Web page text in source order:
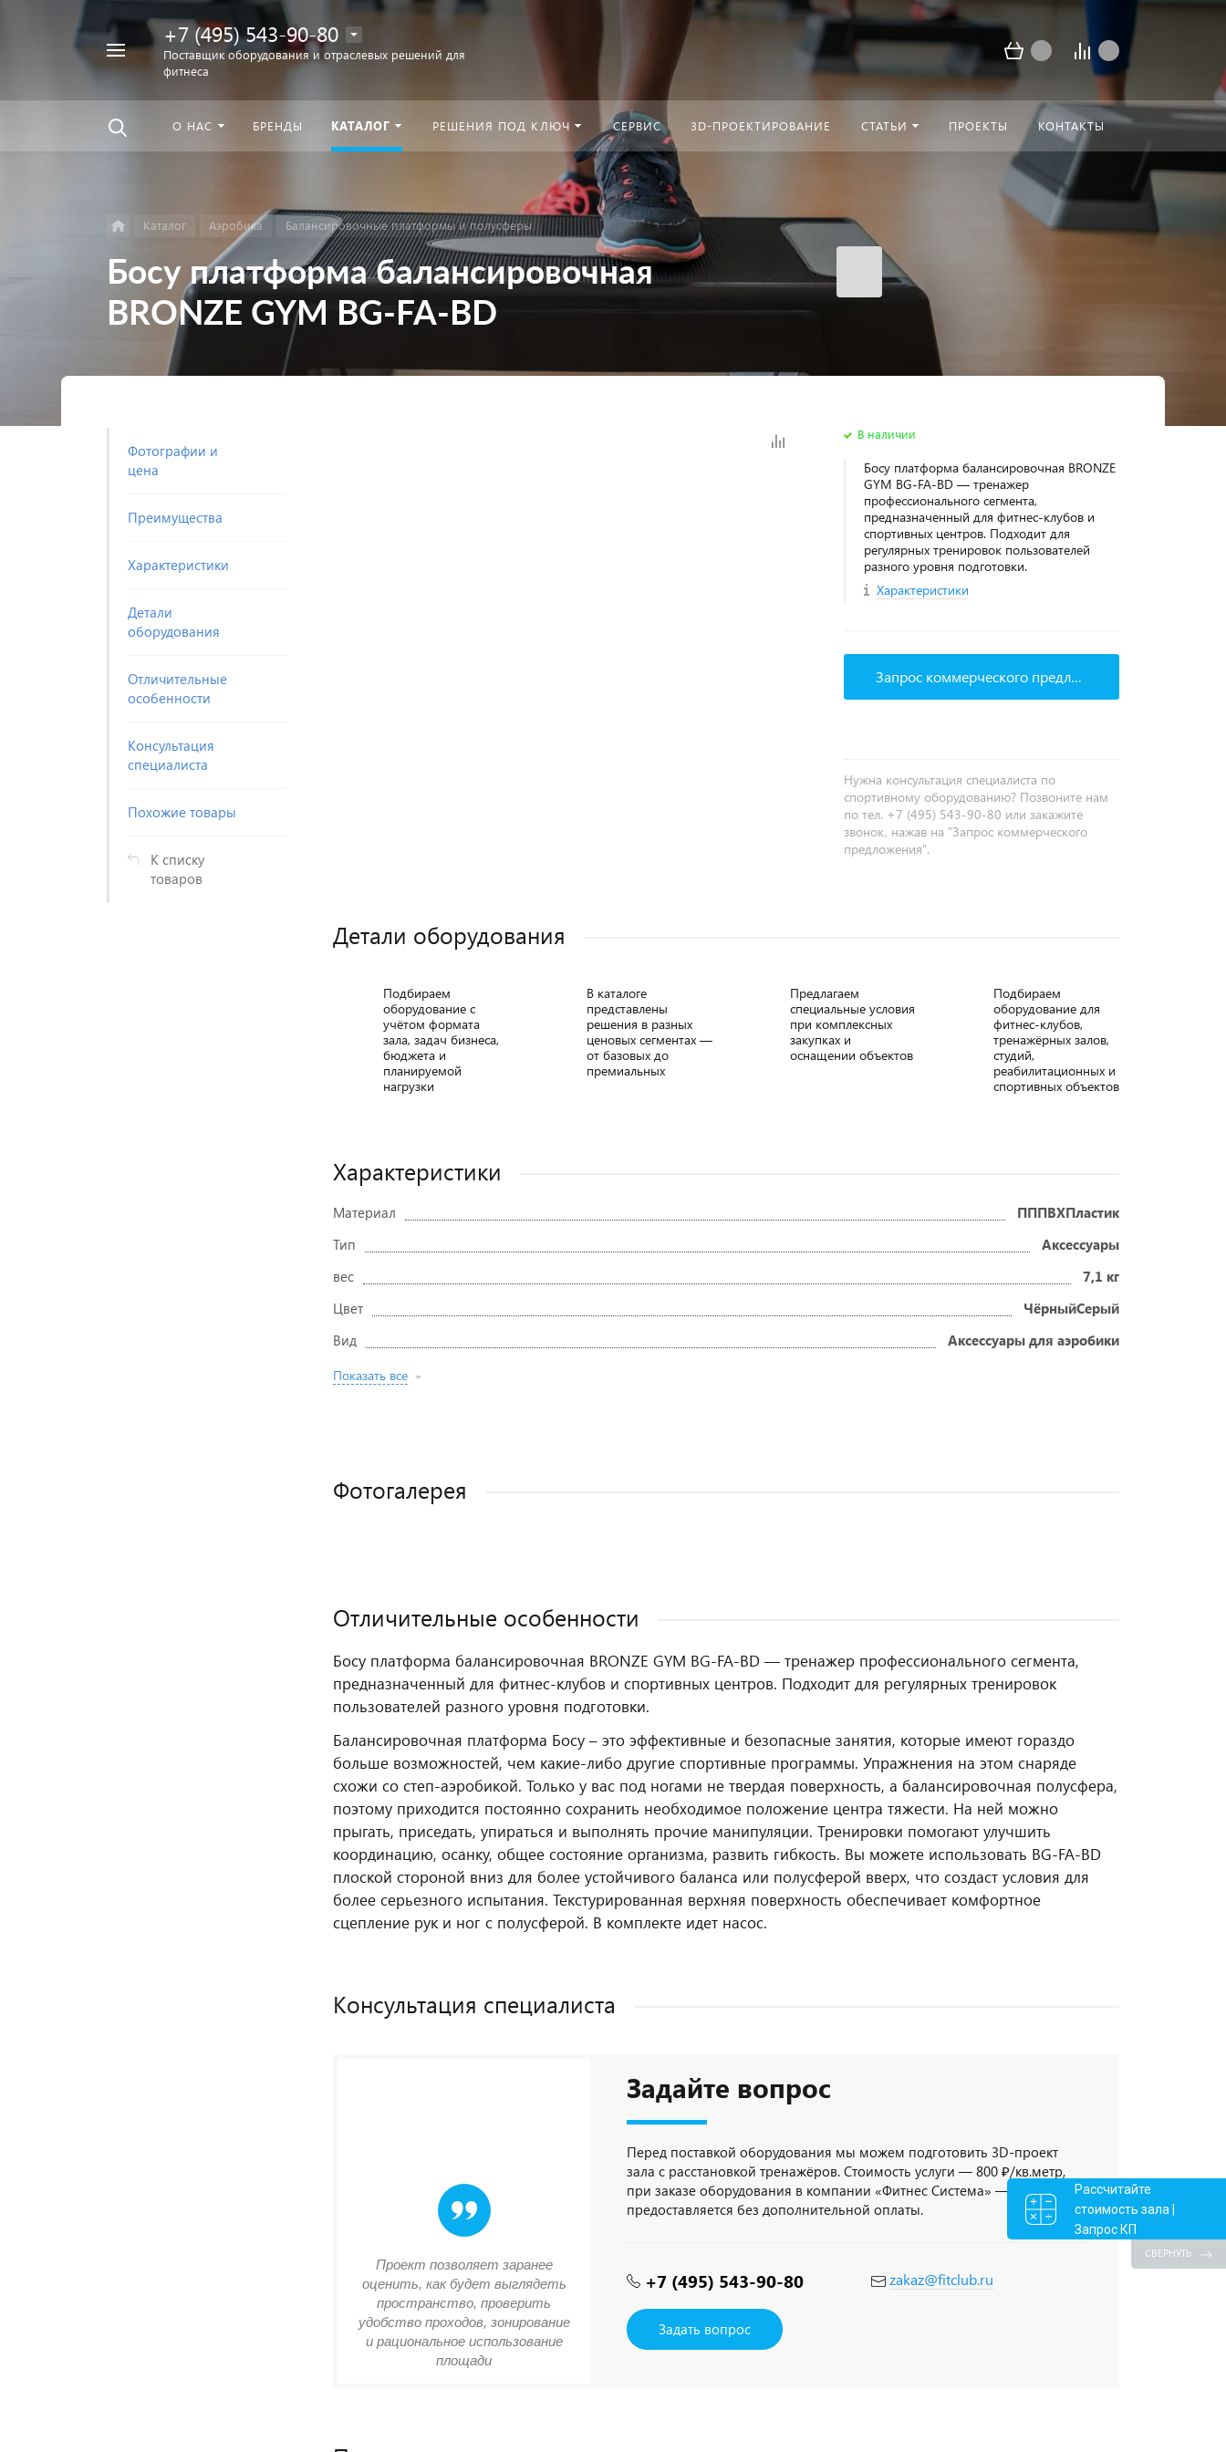
вездеНайти
Например,
+7 (495) 543-90-80
Поставщик оборудования и отраслевых решений для
фитнеса
О НАС БРЕНДЫ КАТАЛОГ РЕШЕНИЯ ПОД КЛЮЧ СЕРВИС 3D-ПРОЕКТИРОВАНИЕ СТАТЬИ ПРОЕКТЫ КОНТАКТЫ
Каталог Аэробика Балансировочные платформы и полусферы
Босу платформа балансировочная
BRONZE GYM BG-FA-BD
Фотографии и
цена
Преимущества
Характеристики
Детали
оборудования
Отличительные
особенности
Консультация
специалиста
Похожие товары
К списку
товаров
В наличии
Босу платформа балансировочная BRONZE
GYM BG-FA-BD — тренажер
профессионального сегмента,
предназначенный для фитнес‑клубов и
спортивных центров. Подходит для
регулярных тренировок пользователей
разного уровня подготовки.
Характеристики
Запрос коммерческого предложения
Нужна консультация специалиста по
спортивному оборудованию? Позвоните нам
по тел. +7 (495) 543-90-80 или закажите
звонок, нажав на "Запрос коммерческого
предложения".
Детали оборудования
Подбираем
оборудование с
учётом формата
зала, задач бизнеса,
бюджета и
планируемой
нагрузки
В каталоге
представлены
решения в разных
ценовых сегментах —
от базовых до
премиальных
Предлагаем
специальные условия
при комплексных
закупках и
оснащении объектов
Подбираем
оборудование для
фитнес-клубов,
тренажёрных залов,
студий,
реабилитационных и
спортивных объектов
Характеристики
Материал
ПППВХПластик
Тип
Аксессуары
вес
7,1 кг
Цвет
ЧёрныйСерый
Вид
Аксессуары для аэробики
Показать все
Фотогалерея
Отличительные особенности
Босу платформа балансировочная BRONZE GYM BG-FA-BD — тренажер профессионального сегмента,
предназначенный для фитнес‑клубов и спортивных центров. Подходит для регулярных тренировок
пользователей разного уровня подготовки.
Балансировочная платформа Босу – это эффективные и безопасные занятия, которые имеют гораздо
больше возможностей, чем какие-либо другие спортивные программы. Упражнения на этом снаряде
схожи со степ-аэробикой. Только у вас под ногами не твердая поверхность, а балансировочная полусфера,
поэтому приходится постоянно сохранить необходимое положение центра тяжести. На ней можно
прыгать, приседать, упираться и выполнять прочие манипуляции. Тренировки помогают улучшить
координацию, осанку, общее состояние организма, развить гибкость. Вы можете использовать BG-FA-BD
плоской стороной вниз для более устойчивого баланса или полусферой вверх, что создаст условия для
более серьезного испытания. Текстурированная верхняя поверхность обеспечивает комфортное
сцепление рук и ног с полусферой. В комплекте идет насос.
Консультация специалиста
Задайте вопрос
Перед поставкой оборудования мы можем подготовить 3D-проект
зала с расстановкой тренажёров. Стоимость услуги — 800 ₽/кв.метр,
при заказе оборудования в компании «Фитнес Система» — 3D-проект
предоставляется без дополнительной оплаты.
+7 (495) 543-90-80 zakaz@fitclub.ru
Задать вопрос
Проект позволяет заранее
оценить, как будет выглядеть
пространство, проверить
удобство проходов, зонирование
и рациональное использование
площади
Рассчитайте
стоимость зала |
Запрос КП
СВЕРНУТЬ